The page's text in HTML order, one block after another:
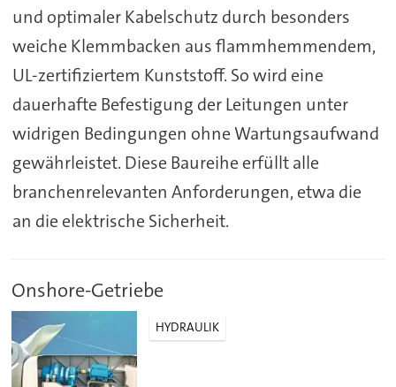
und optimaler Kabelschutz durch besonders
weiche Klemmbacken aus flammhemmendem,
UL-zertifiziertem Kunststoff. So wird eine
dauerhafte Befestigung der Leitungen unter
widrigen Bedingungen ohne Wartungsaufwand
gewährleistet. Diese Baureihe erfüllt alle
branchenrelevanten Anforderungen, etwa die
an die elektrische Sicherheit.
Onshore-Getriebe
HYDRAULIK